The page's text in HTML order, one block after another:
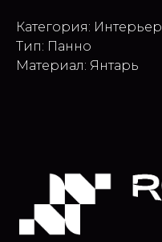
Категория: Интерьер
Тип: Панно
Материал: Янтарь